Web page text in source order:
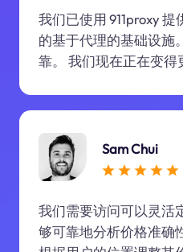
我们已使用 911proxy 提
的基于代理的基础设施
靠。 我们现在正在变得
Sam Chui
我们需要访问可以灵活
够可靠地分析价格准确